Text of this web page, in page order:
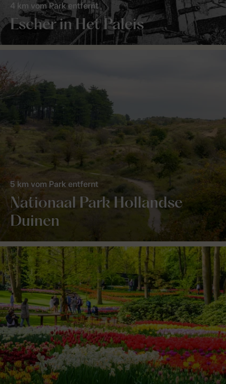
Escher in Het Paleis
4 km vom Park entfernt
Nationaal Park Hollandse
Duinen
5 km vom Park entfernt